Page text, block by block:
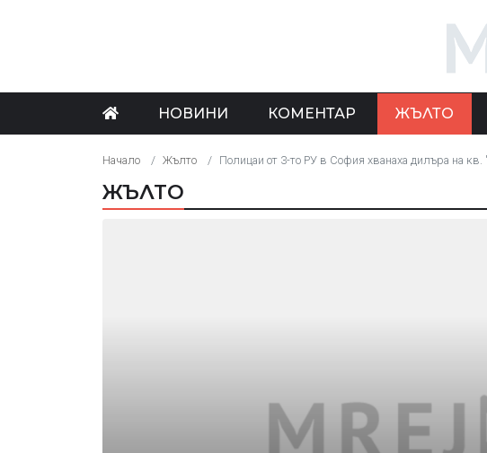
НОВИНИ КОМЕНТАР ЖЪЛТО
Начало Жълто Полицаи от 3-то РУ в София хванаха дилъра на кв.
ЖЪЛТО